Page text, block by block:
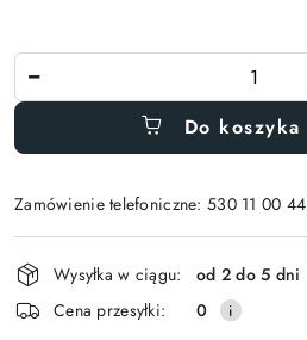
Do koszyka
Zamówienie telefoniczne: 530 11 00 44
Wyślij
Dostępność
i
dostawa
Wysyłka w ciągu:
od 2 do 5 dni
Cena przesyłki:
0